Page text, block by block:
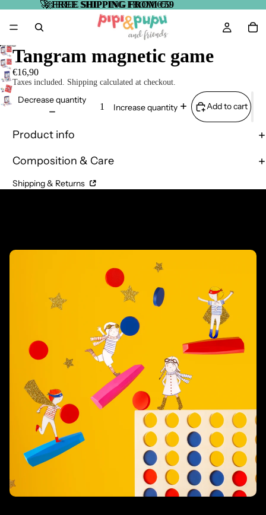
🚀FREE SHIPPING FROM €59
🚀 FREE SHIPPING FROM €59
Tangram magnetic game
€16,90
Taxes included. Shipping calculated at checkout.
Decrease quantity
Increase quantity Add to cart
Product info
Composition & Care
Shipping & Returns